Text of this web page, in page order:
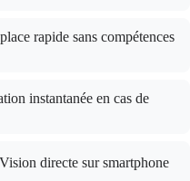
rapide sans compétences
instantanée en cas de
directe sur smartphone